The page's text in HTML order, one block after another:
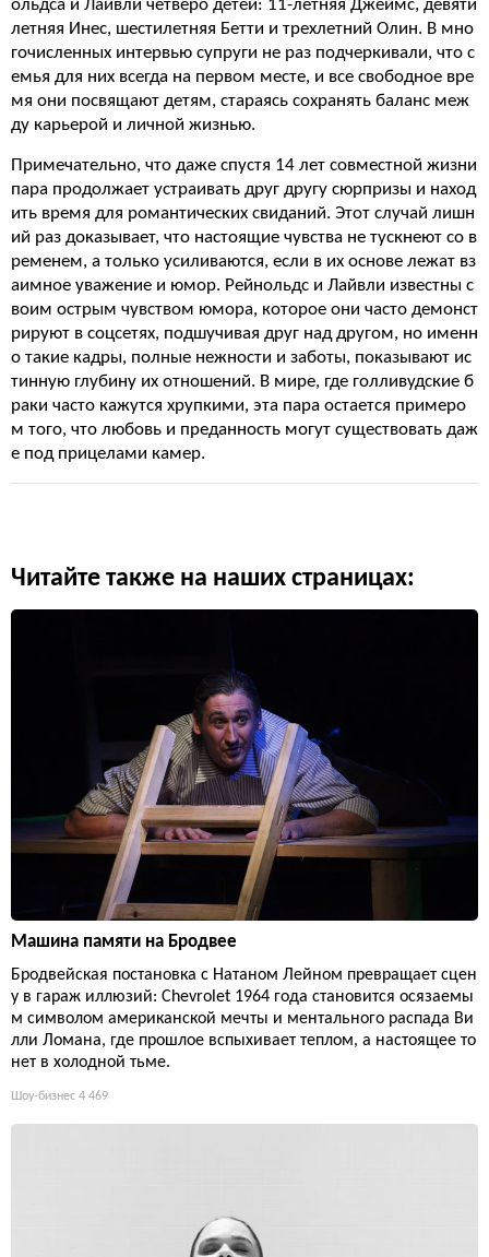
ольдса и Лайвли четверо детей: 11-летняя Джеймс, девяти
летняя Инес, шестилетняя Бетти и трехлетний Олин. В мно
гочисленных интервью супруги не раз подчеркивали, что с
емья для них всегда на первом месте, и все свободное вре
мя они посвящают детям, стараясь сохранять баланс меж
ду карьерой и личной жизнью.
Примечательно, что даже спустя 14 лет совместной жизни
пара продолжает устраивать друг другу сюрпризы и наход
ить время для романтических свиданий. Этот случай лишн
ий раз доказывает, что настоящие чувства не тускнеют со в
ременем, а только усиливаются, если в их основе лежат вз
аимное уважение и юмор. Рейнольдс и Лайвли известны с
воим острым чувством юмора, которое они часто демонст
рируют в соцсетях, подшучивая друг над другом, но именн
о такие кадры, полные нежности и заботы, показывают ис
тинную глубину их отношений. В мире, где голливудские б
раки часто кажутся хрупкими, эта пара остается примеро
м того, что любовь и преданность могут существовать даж
е под прицелами камер.
Читайте также на наших страницах:
Машина памяти на Бродвее
Бродвейская постановка с Натаном Лейном превращает сцен
у в гараж иллюзий: Chevrolet 1964 года становится осязаемы
м символом американской мечты и ментального распада Ви
лли Ломана, где прошлое вспыхивает теплом, а настоящее то
нет в холодной тьме.
Шоу-бизнес 4 469